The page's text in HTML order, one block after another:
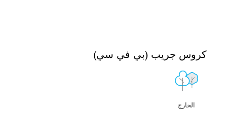
كروس جريب (بي في سي)
الخارج